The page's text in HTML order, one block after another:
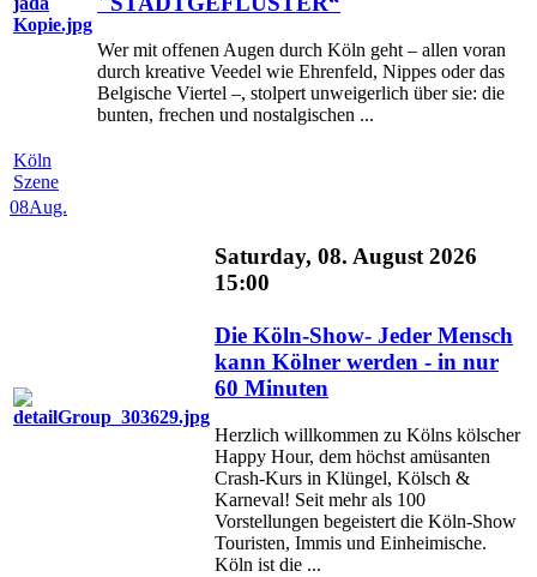
Wer mit offenen Augen durch Köln geht – allen voran
durch kreative Veedel wie Ehrenfeld, Nippes oder das
Belgische Viertel –, stolpert unweigerlich über sie: die
bunten, frechen und nostalgischen ...
Köln
Szene
08Aug.
Saturday, 08. August 2026
15:00
Die Köln-Show- Jeder Mensch
kann Kölner werden - in nur
60 Minuten
Herzlich willkommen zu Kölns kölscher
Happy Hour, dem höchst amüsanten
Crash-Kurs in Klüngel, Kölsch &
Karneval! Seit mehr als 100
Vorstellungen begeistert die Köln-Show
Touristen, Immis und Einheimische.
Köln ist die ...